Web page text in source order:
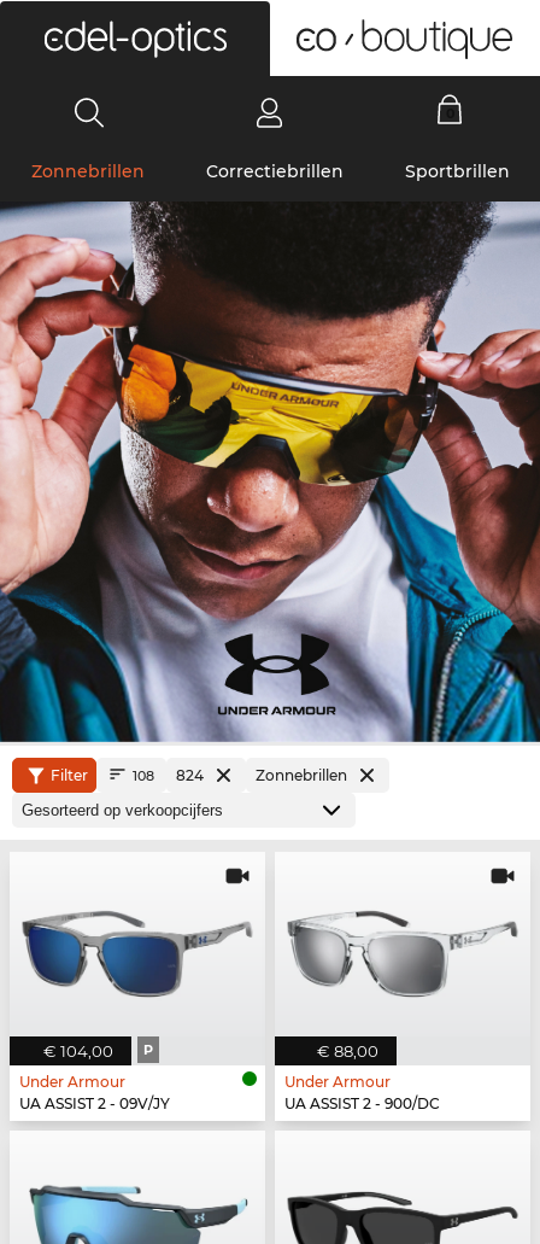
Zonnebrillen Correctiebrillen Sportbrillen
Filter 108 824 Zonnebrillen
€ 104,00 P
Under Armour
UA ASSIST 2 - 09V/JY
€ 88,00
Under Armour
UA ASSIST 2 - 900/DC